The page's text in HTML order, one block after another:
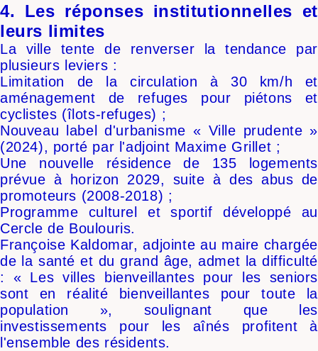
4. Les réponses institutionnelles et
leurs limites
La ville tente de renverser la tendance par
plusieurs leviers :
Limitation de la circulation à 30 km/h et
aménagement de refuges pour piétons et
cyclistes (îlots-refuges) ;
Nouveau label d'urbanisme « Ville prudente »
(2024), porté par l'adjoint Maxime Grillet ;
Une nouvelle résidence de 135 logements
prévue à horizon 2029, suite à des abus de
promoteurs (2008-2018) ;
Programme culturel et sportif développé au
Cercle de Boulouris.
Françoise Kaldomar, adjointe au maire chargée
de la santé et du grand âge, admet la difficulté
: « Les villes bienveillantes pour les seniors
sont en réalité bienveillantes pour toute la
population », soulignant que les
investissements pour les aînés profitent à
l'ensemble des résidents.